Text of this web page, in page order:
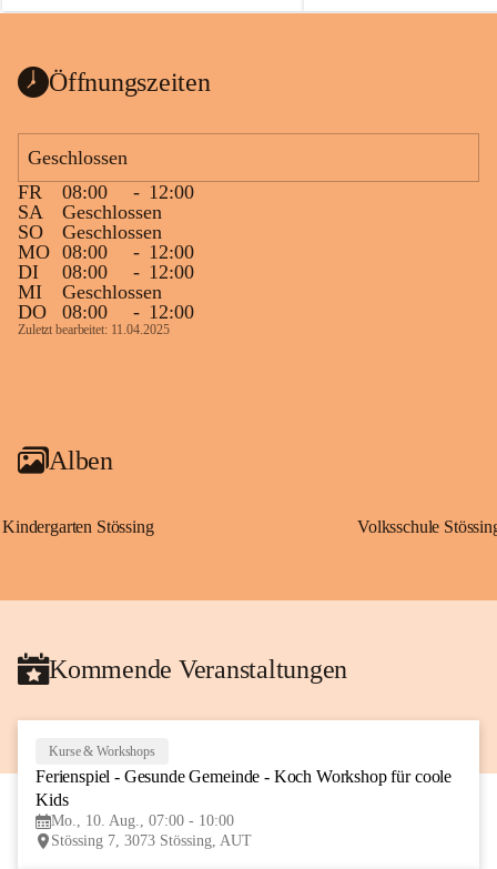
Öffnungszeiten
Geschlossen
FR
08:00 - 12:00
SA
Geschlossen
SO
Geschlossen
MO 08:00 - 12:00
DI
08:00 - 12:00
MI
Geschlossen
DO
08:00 - 12:00
Zuletzt bearbeitet: 11.04.2025
Alben
Kindergarten Stössing Volksschule
Kommende Veranstaltungen
AUG
Kurse & Workshops
Ferienspiel - Gesunde Gemeinde - Koch Workshop für coole
Kids
Mo., 10. Aug., 07:00 - 10:00
Stössing 7, 3073 Stössing, AUT